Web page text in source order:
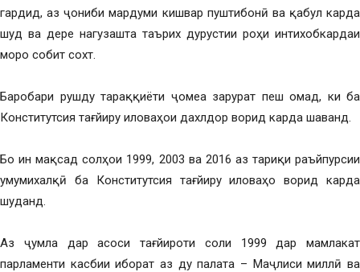
гардид, аз ҷониби мардуми кишвар пуштибонӣ ва қабул карда
шуд ва дере нагузашта таърих дурустии роҳи интихобкардаи
моро собит сохт.
Баробари рушду тараққиёти ҷомеа зарурат пеш омад, ки ба
Конститутсия тағйиру иловаҳои дахлдор ворид карда шаванд.
Бо ин мақсад солҳои 1999, 2003 ва 2016 аз тариқи раъйпурсии
умумихалқӣ ба Конститутсия тағйиру иловаҳо ворид карда
шуданд.
Аз ҷумла дар асоси тағйироти соли 1999 дар мамлакат
парламенти касбии иборат аз ду палата – Маҷлиси миллӣ ва